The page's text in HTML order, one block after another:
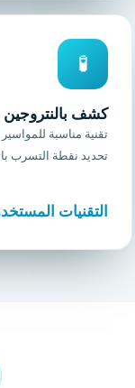
🧪
كشف بالنتروجين
تقنية مناسبة
تحديد نقطة التسرب
التقنيات